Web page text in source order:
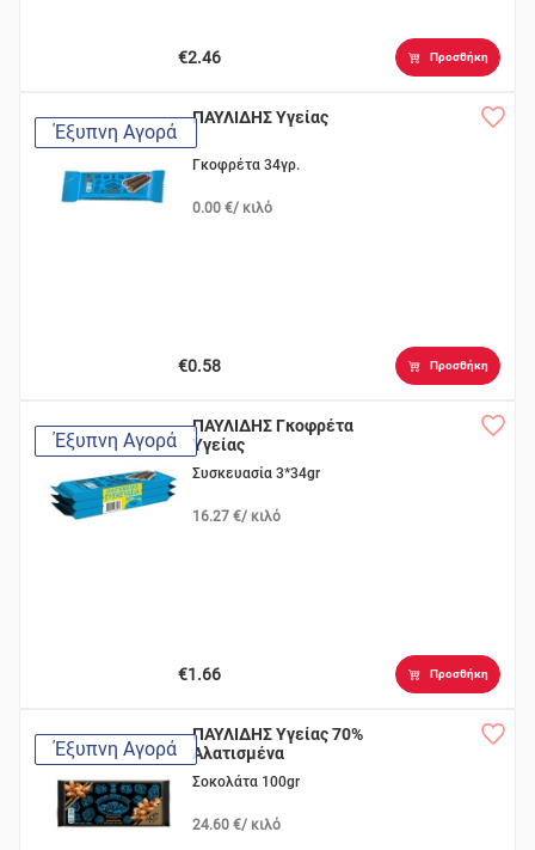
€2.46 Προσθήκη
Έξυπνη Αγορά
ΠΑΥΛΙΔΗΣ Υγείας
Γκοφρέτα 34γρ.
0.00 €/ κιλό
€0.58 Προσθήκη
Έξυπνη Αγορά
ΠΑΥΛΙΔΗΣ Γκοφρέτα
Υγείας
Συσκευασία 3*34gr
16.27 €/ κιλό
€1.66 Προσθήκη
Έξυπνη Αγορά
ΠΑΥΛΙΔΗΣ Υγείας 70%
Αλατισμένα
Αμύγδαλα
Σοκολάτα 100gr
24.60 €/ κιλό